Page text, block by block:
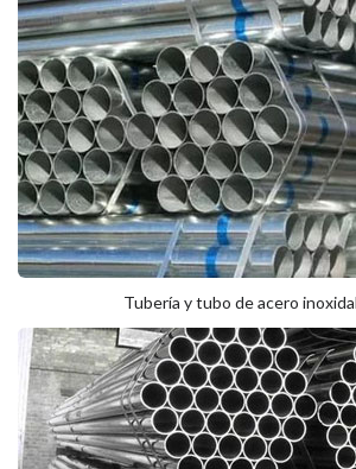
Tubería y tubo de acero